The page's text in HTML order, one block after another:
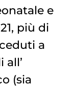
e
più di
a
(sia